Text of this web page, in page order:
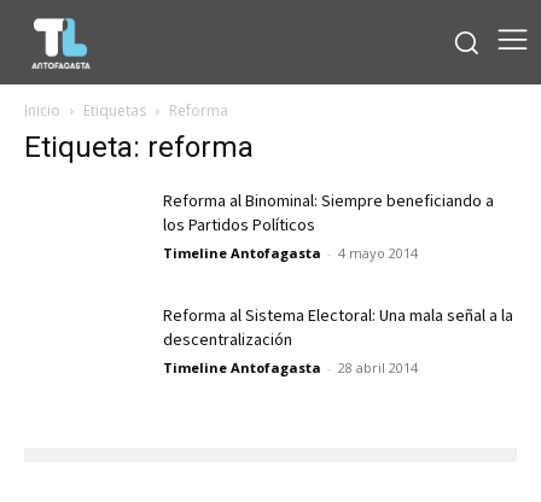
Inicio Etiquetas Reforma
Etiqueta: reforma
Reforma al Binominal: Siempre beneficiando a
los Partidos Políticos
Timeline Antofagasta - 4 mayo 2014
Reforma al Sistema Electoral: Una mala señal a la
descentralización
Timeline Antofagasta - 28 abril 2014